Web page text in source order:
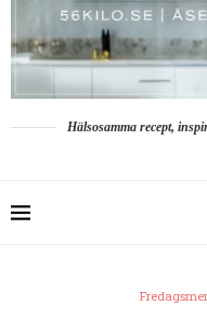
Hälsosamma recept,